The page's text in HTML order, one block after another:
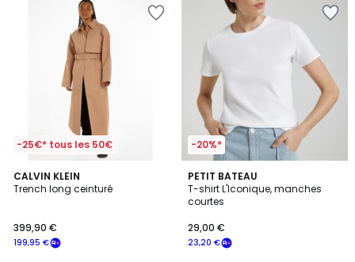
-25€* tous les 50€
CALVIN KLEIN
Trench long ceinturé
€
souscrivez
199,95 €
399,90 €
-20%*
PETIT BATEAU
T-shirt L'Iconique, manches
courtes
23,20 €
29,00 €
4,9
/ 5
3
Couleurs